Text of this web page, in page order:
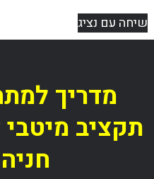
שיחה עם נציג
מדריך
תקציב